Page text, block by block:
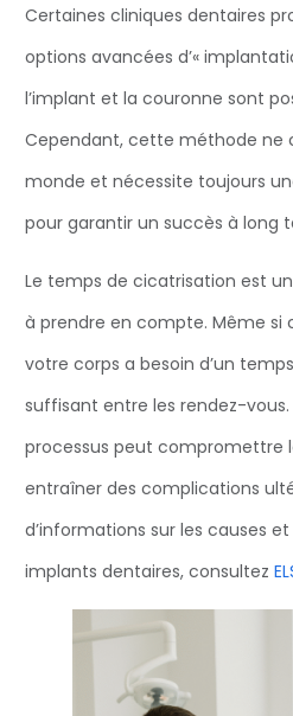
Certaines cliniques dentaires
options avancées d’«
l’implant et la couronne sont
Cependant, cette méthode ne
monde et nécessite toujours
pour garantir un succès à long
Le temps de cicatrisation est
à prendre en compte. Même si
votre corps a besoin d’un
suffisant entre les rendez-vous.
processus peut compromettre
entraîner des complications
d’informations sur les causes
implants dentaires, consultez